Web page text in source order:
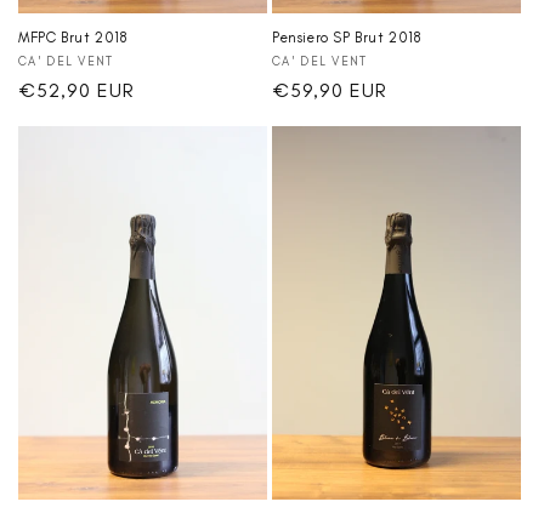
MFPC Brut 2018
Anbieter:
CA' DEL VENT
Normaler
€52,90 EUR
Pensiero SP Brut 2018
Anbieter:
CA' DEL VENT
Normaler
€59,90 EUR